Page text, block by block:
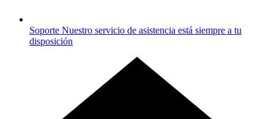
Soporte Nuestro servicio de asistencia está siempre a tu
disposición